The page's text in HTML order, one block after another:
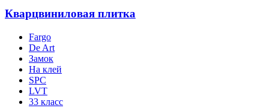
Кварцвиниловая плитка
Fargo
De Art
Замок
На клей
SPC
LVT
33 класс